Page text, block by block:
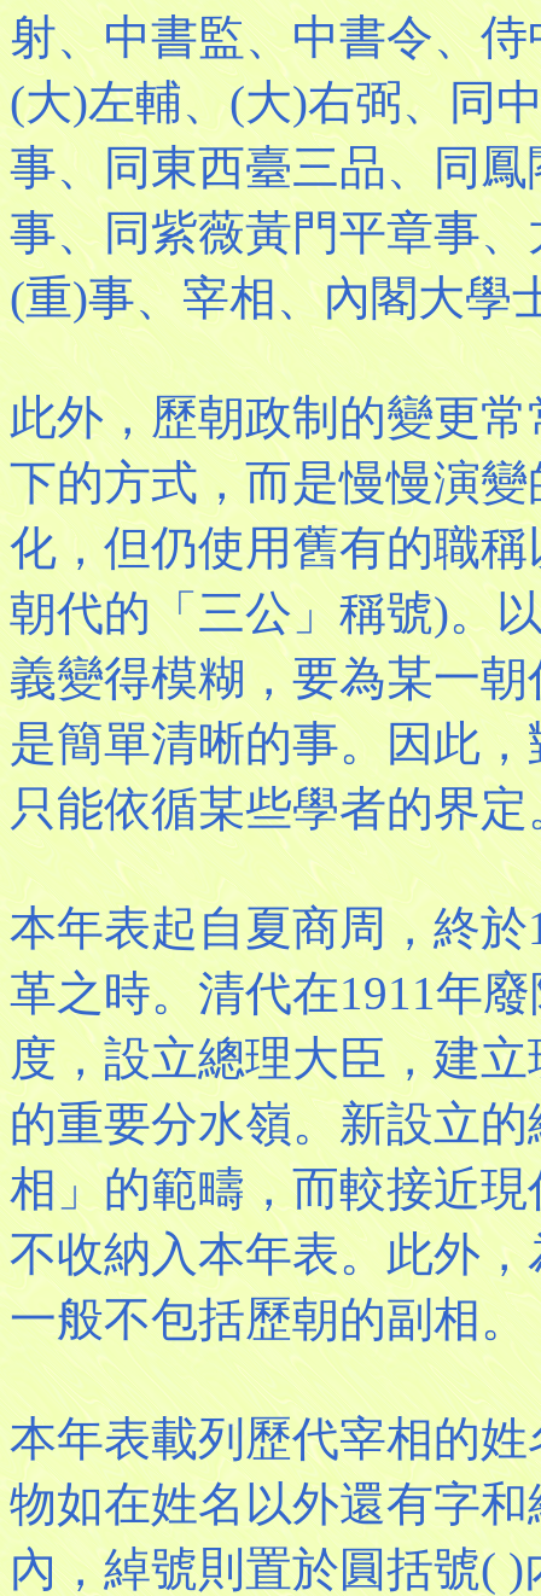
射、中書監、中書令、
(大)左輔、(大)右弼、同
事、同東西臺三品、同
事、同紫薇黃門平章事
(重)事、宰相、內閣大學
此外，歷朝政制的變更
下的方式，而是慢慢演
化，但仍使用舊有的職
朝代的「三公」稱號)。
義變得模糊，要為某一
是簡單清晰的事。因此
只能依循某些學者的界定
本年表起自夏商周，終
革之時。清代在1911年
度，設立總理大臣，建
的重要分水嶺。新設立
相」的範疇，而較接近
不收納入本年表。此外
一般不包括歷朝的副相。
本年表載列歷代宰相的
物如在姓名以外還有字
內，綽號則置於圓括號(